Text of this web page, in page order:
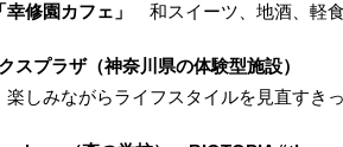
幸修園カフェ」 和スイーツ、地酒、軽
スプラザ（神奈川県の体験型施設）
しみながらライフスタイルを見直すきっ